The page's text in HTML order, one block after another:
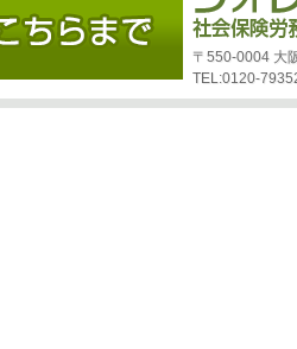
〒550-0004 大
TEL:0120-